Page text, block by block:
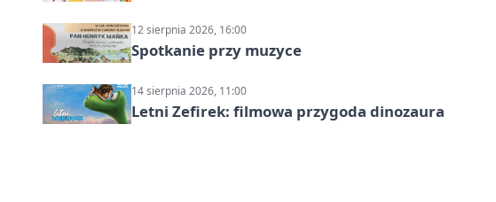
12 sierpnia 2026, 16:00
Spotkanie przy muzyce
14 sierpnia 2026, 11:00
Letni Zefirek: filmowa przygoda dinozaura